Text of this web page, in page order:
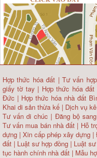
Hợp thức hóa đất |Tư vấn
giấy tờ tay | Hợp thức hóa
Đức | Hợp thức hóa nhà đất
Khai di sản thừa kế | Dịch vụ
Tư vấn di chúc | Đăng bộ
Tư vấn mua bán nhà đất | Hỗ
dựng | Xin cấp phép xây dựng |
đất | Luật sư hợp đồng | Luật
tục hành chính nhà đất | Mẫu